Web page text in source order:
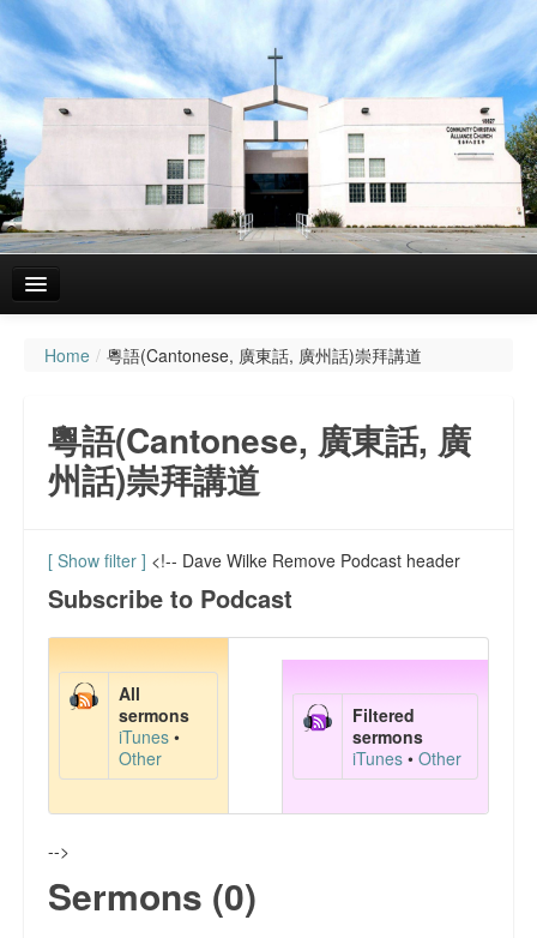
主頁
聚會資料
粵語(Cantonese, 廣東話, 廣州話)崇拜講道
會務報告
代禱事項
文章分享
FaceBook 網頁
聯絡我們
Home / 粵語(Cantonese, 廣東話, 廣州話)崇拜講道
粵語(Cantonese, 廣東話, 廣
州話)崇拜講道
[ Show filter ] <!-- Dave Wilke Remove Podcast header
Subscribe to Podcast
All
sermons
iTunes •
Other
Filtered
sermons
iTunes • Other
-->
Sermons (0)